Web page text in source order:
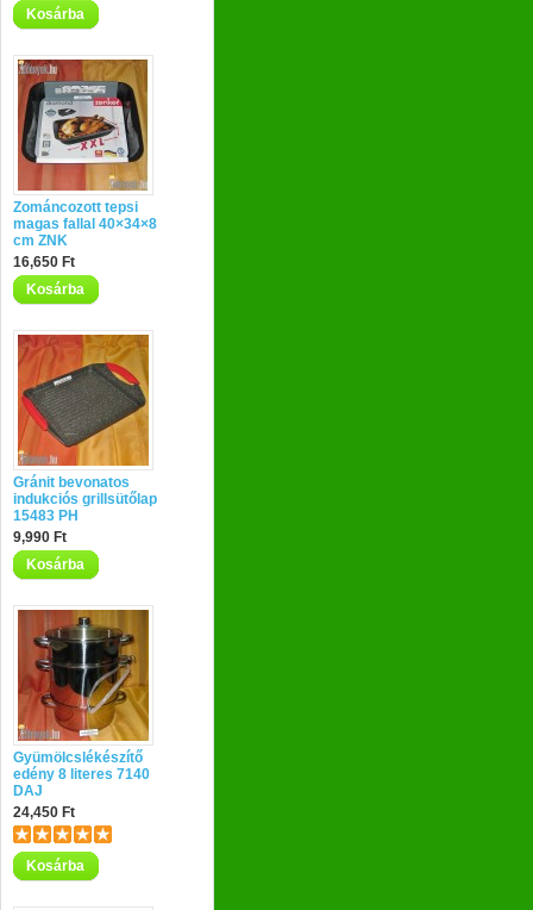
Kosárba
Zománcozott tepsi
magas fallal 40×34×8
cm ZNK
16,650 Ft
Kosárba
Gránit bevonatos
indukciós grillsütőlap
15483 PH
9,990 Ft
Kosárba
Gyümölcslékészítő
edény 8 literes 7140
DAJ
24,450 Ft
Kosárba